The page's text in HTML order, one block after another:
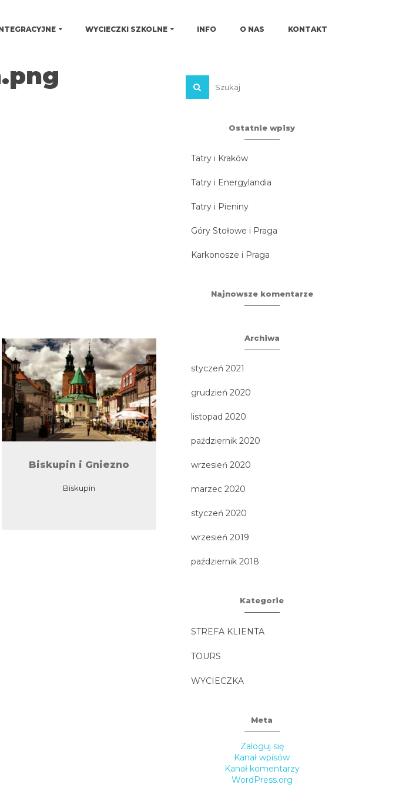
WYCIECZKI SZKOLNE INFO O NAS KONTAKT
Biskupin i Gniezno
Biskupin
Gdynia
Gdynia miasto z „Morza i Marzeń”
Ostatnie wpisy
Tatry i Kraków
Tatry i Energylandia
Tatry i Pieniny
Góry Stołowe i Praga
Karkonosze i Praga
Najnowsze komentarze
Archiwa
styczeń 2021
grudzień 2020
listopad 2020
październik 2020
wrzesień 2020
marzec 2020
styczeń 2020
wrzesień 2019
październik 2018
Kategorie
STREFA KLIENTA
TOURS
WYCIECZKA
Meta
Zaloguj się
Kanał wpisów
Kanał komentarzy
WordPress.org